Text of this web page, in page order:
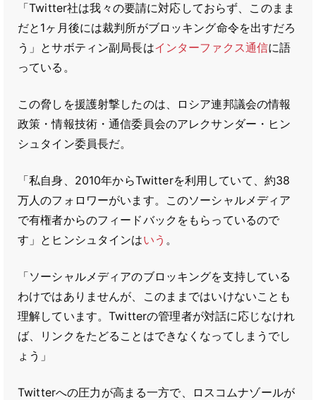
「Twitter社は我々の要請に対応しておらず、このまま
だと1ヶ月後には裁判所がブロッキング命令を出すだろ
う」とサボティン副局長はインターファクス通信に語
っている。
この脅しを援護射撃したのは、ロシア連邦議会の情報
政策・情報技術・通信委員会のアレクサンダー・ヒン
シュタイン委員長だ。
「私自身、2010年からTwitterを利用していて、約38
万人のフォロワーがいます。このソーシャルメディア
で有権者からのフィードバックをもらっているので
す」とヒンシュタインはいう 。
「ソーシャルメディアのブロッキングを支持している
わけではありませんが、このままではいけないことも
理解しています。Twitterの管理者が対話に応じなけれ
ば、リンクをたどることはできなくなってしまうでし
ょう」
Twitterへの圧力が高まる一方で、ロスコムナゾールが